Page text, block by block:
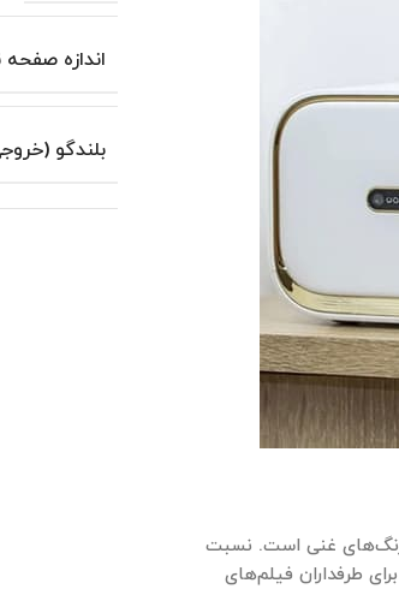
رنگ‌های غنی است. نسبت
طرفداران فیلم‌های
اندازه
بلندگو